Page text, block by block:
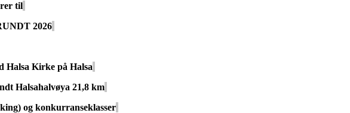
til
2026
Halsa Kirke på Halsa
Halsahalvøya 21,8 km
og konkurranseklasser